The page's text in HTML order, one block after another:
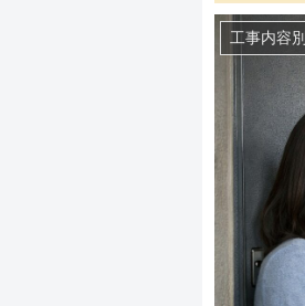
工事内容別